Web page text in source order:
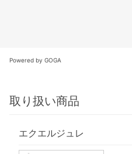
Powered by GOGA
取り扱い商品
エクエルジュレ